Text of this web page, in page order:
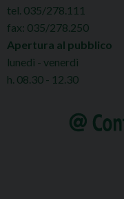
tel. 035/278.111
fax: 035/278.250
Apertura al pubblico
lunedì - venerdì
h. 08.30 - 12.30